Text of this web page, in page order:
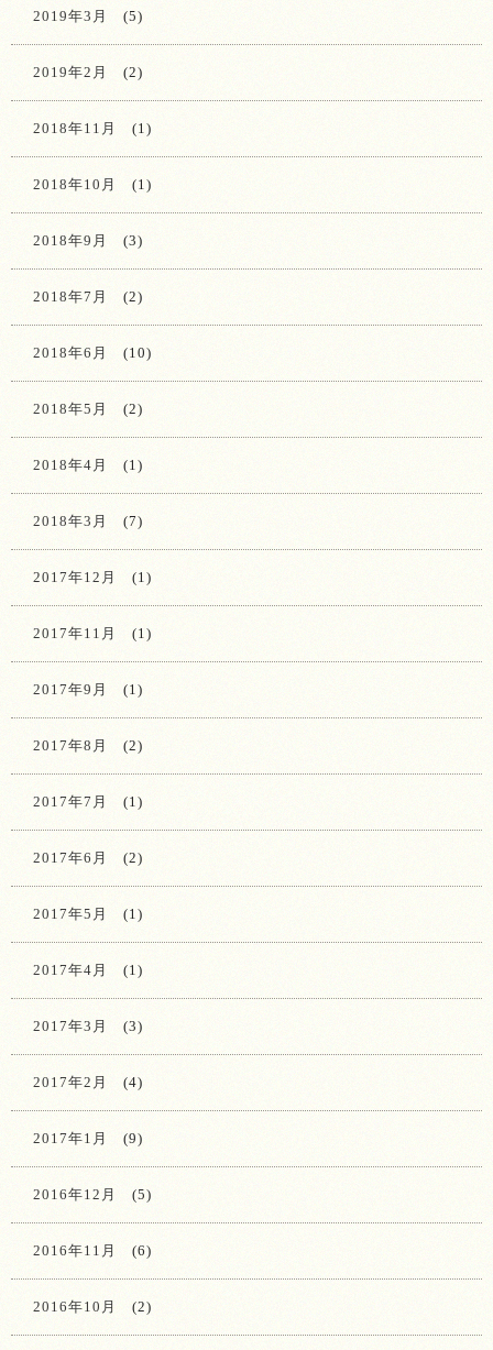
2019年3月 (5)
2019年2月 (2)
2018年11月 (1)
2018年10月 (1)
2018年9月 (3)
2018年7月 (2)
2018年6月 (10)
2018年5月 (2)
2018年4月 (1)
2018年3月 (7)
2017年12月 (1)
2017年11月 (1)
2017年9月 (1)
2017年8月 (2)
2017年7月 (1)
2017年6月 (2)
2017年5月 (1)
2017年4月 (1)
2017年3月 (3)
2017年2月 (4)
2017年1月 (9)
2016年12月 (5)
2016年11月 (6)
2016年10月 (2)